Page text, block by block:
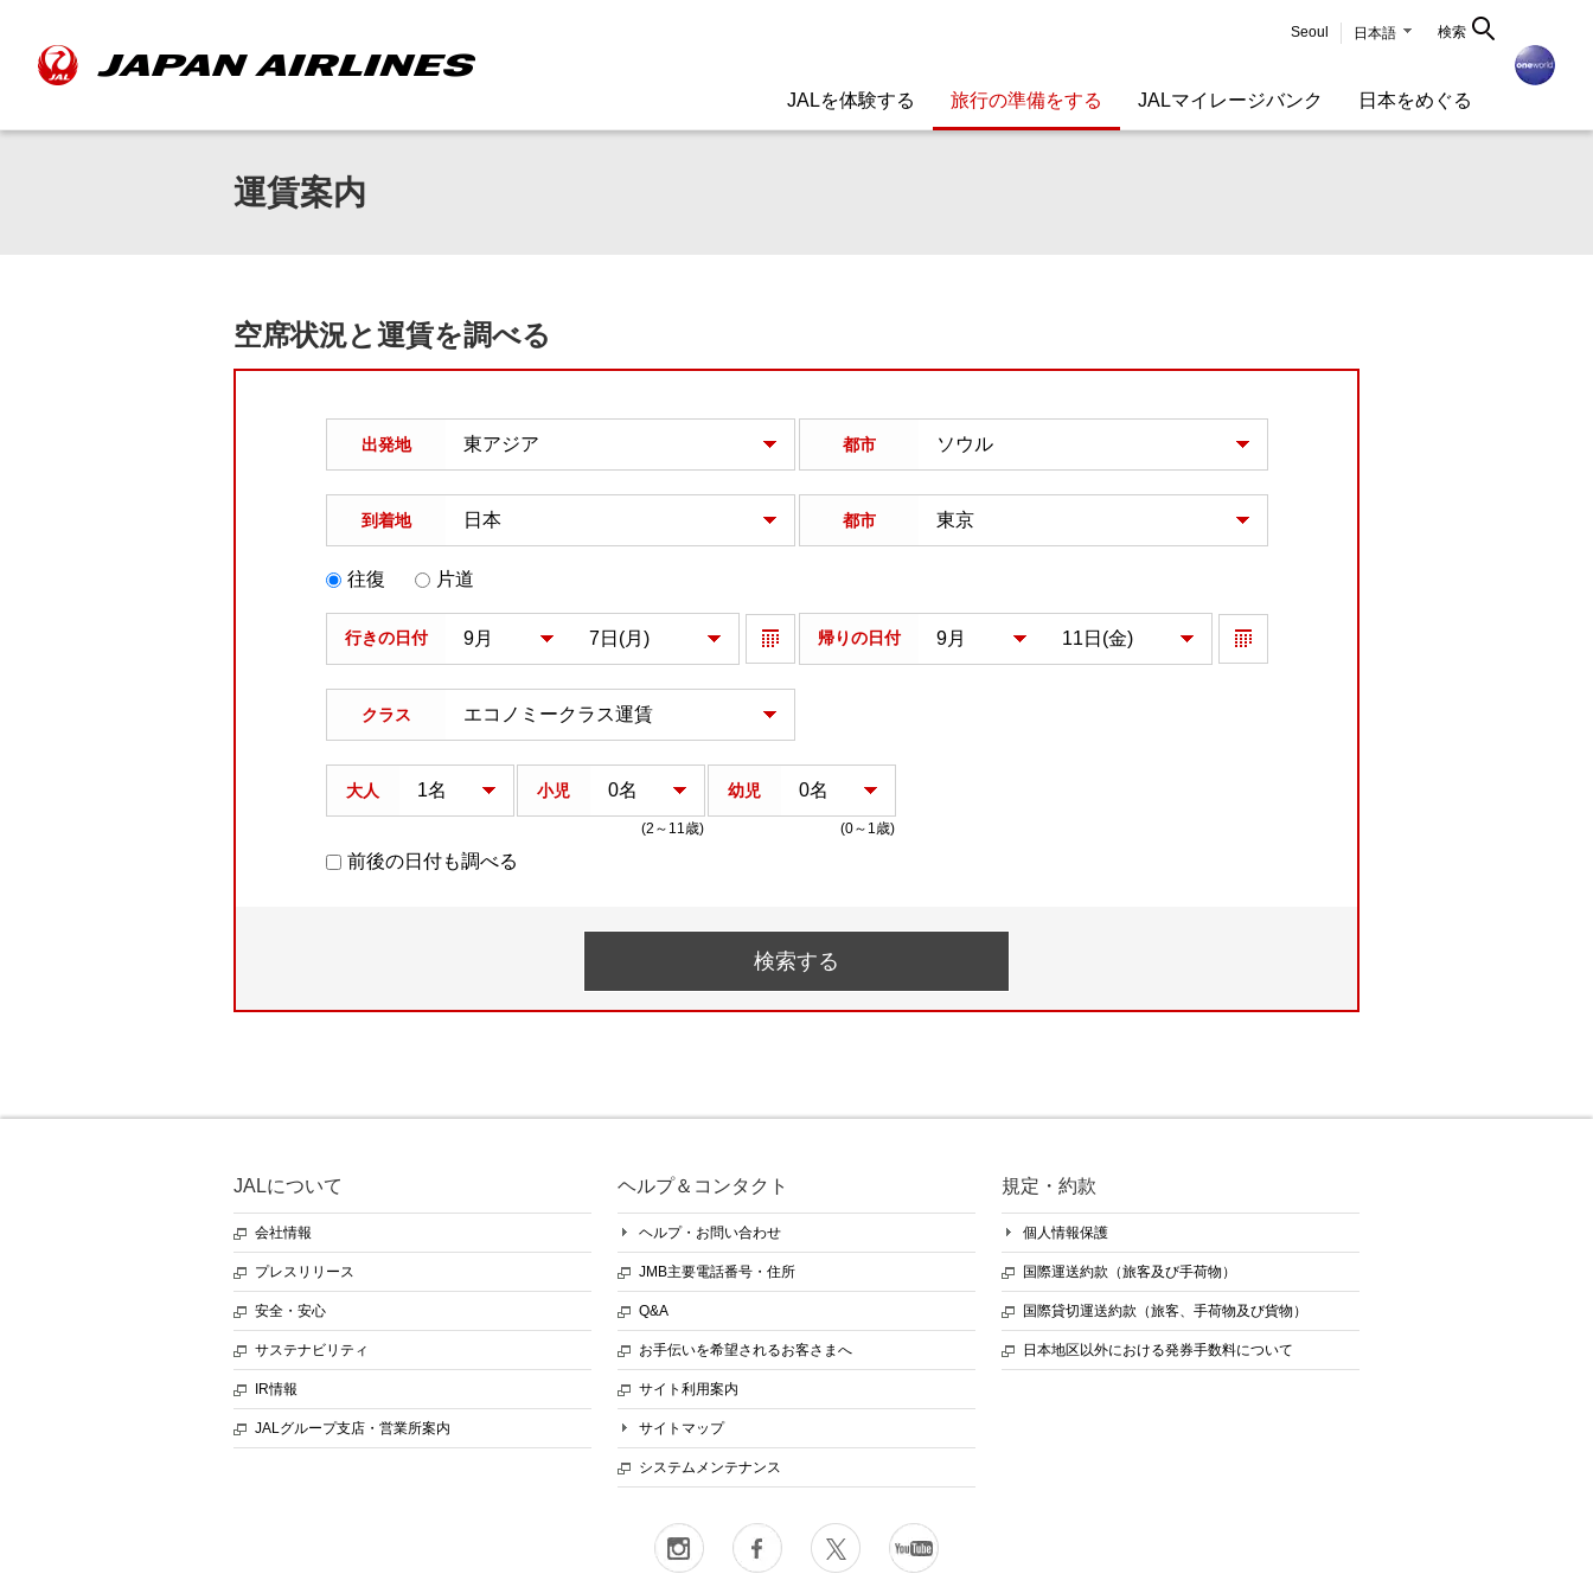
Seoul 日本語 検索
JALを体験する 旅行の準備をする JALマイレージバンク 日本をめぐる
運賃案内
空席状況と運賃を調べる
出発地 都市
到着地 都市
往復 片道
行きの日付 帰りの日付
クラス
大人 小児
(2～11歳)
幼児
(0～1歳)
前後の日付も調べる
JALについて
会社情報
プレスリリース
安全・安心
サステナビリティ
IR情報
JALグループ支店・営業所案内
ヘルプ＆コンタクト
ヘルプ・お問い合わせ
JMB主要電話番号・住所
Q&A
お手伝いを希望されるお客さまへ
サイト利用案内
サイトマップ
システムメンテナンス
規定・約款
個人情報保護
国際運送約款（旅客及び手荷物）
国際貸切運送約款（旅客、手荷物及び貨物）
日本地区以外における発券手数料について